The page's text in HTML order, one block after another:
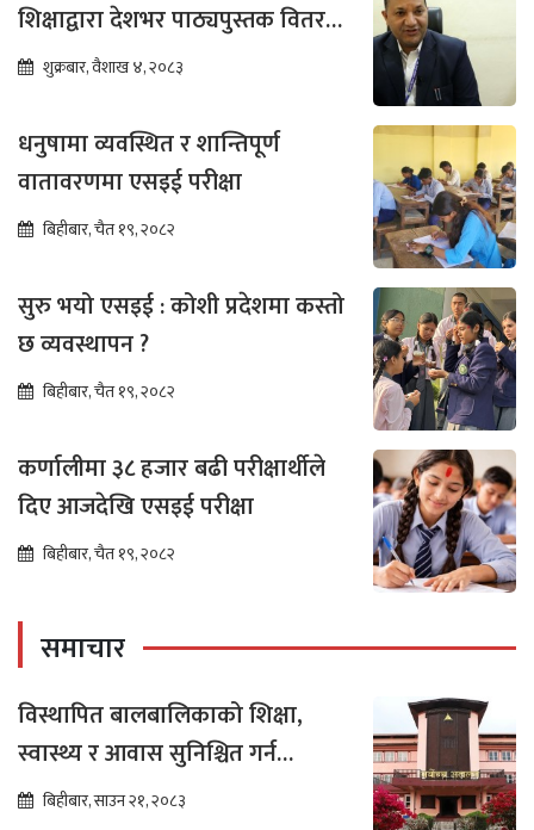
शिक्षाद्वारा देशभर पाठ्यपुस्तक वितरण
तीव्रशुक्रबार, वैशाख ४, २०८३
धनुषामा व्यवस्थित र शान्तिपूर्ण
वातावरणमा एसइई परीक्षा
बिहीबार, चैत १९, २०८२
सुरु भयो एसइई : कोशी प्रदेशमा कस्तो
छ व्यवस्थापन ?
बिहीबार, चैत १९, २०८२
कर्णालीमा ३८ हजार बढी परीक्षार्थीले
दिए आजदेखि एसइई परीक्षा
बिहीबार, चैत १९, २०८२
समाचार
विस्थापित बालबालिकाको शिक्षा,
स्वास्थ्य र आवास सुनिश्चित गर्न
सर्वोच्चको अन्तरिम आदेश
बिहीबार, साउन २१, २०८३